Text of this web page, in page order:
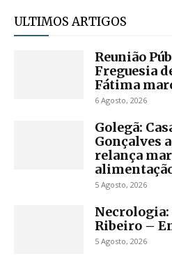
ULTIMOS ARTIGOS
Reunião
Freguesia
Fátima
6 Agosto, 2026
Golegã:
Gonçalves
relança
5 Agosto, 2026
Necrologia:
Ribeiro –
5 Agosto, 2026